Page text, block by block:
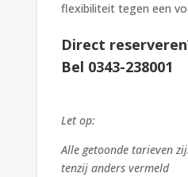
flexibiliteit tegen een
Direct
Bel 0343-238001
Let op:
Alle getoonde tarieven
tenzij anders vermeld